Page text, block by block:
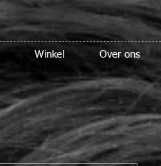
Winkel Over ons